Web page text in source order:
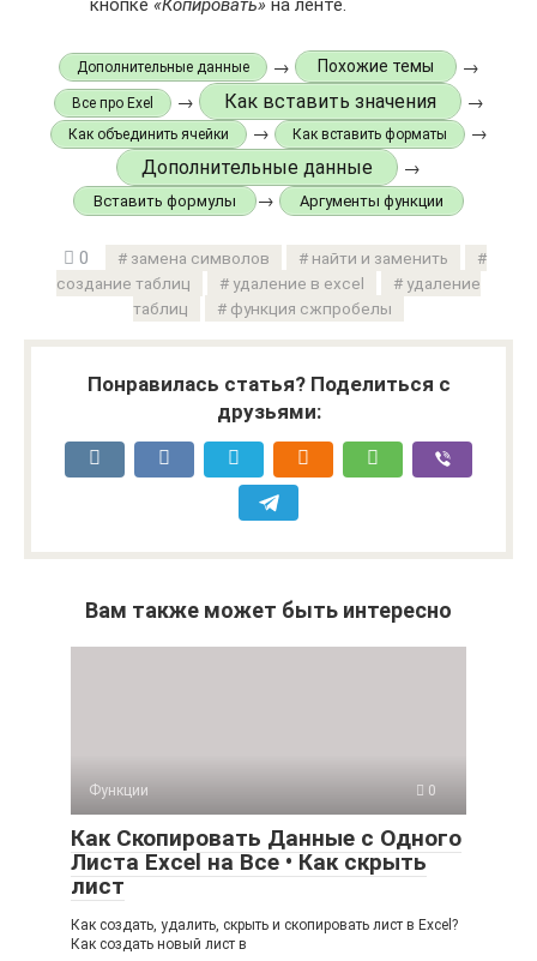
кнопке «Копировать» на ленте.
Дополнительные данные → Похожие темы →
Все про Exel → Как вставить значения →
Как объединить ячейки → Как вставить форматы →
Дополнительные данные →
Вставить формулы → Аргументы функции
0 замена символов
найти и заменить
создание таблиц
удаление в excel
удаление
таблиц
функция сжпробелы
Понравилась статья? Поделиться с
друзьями:
Вам также может быть интересно
Функции 0
Как Скопировать Данные с Одного
Листа Excel на Все • Как скрыть
лист
Как создать, удалить, скрыть и скопировать лист в Excel?
Как создать новый лист в